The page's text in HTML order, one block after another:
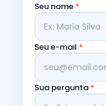
Seu nome *
Seu e-mail *
Sua pergunta *